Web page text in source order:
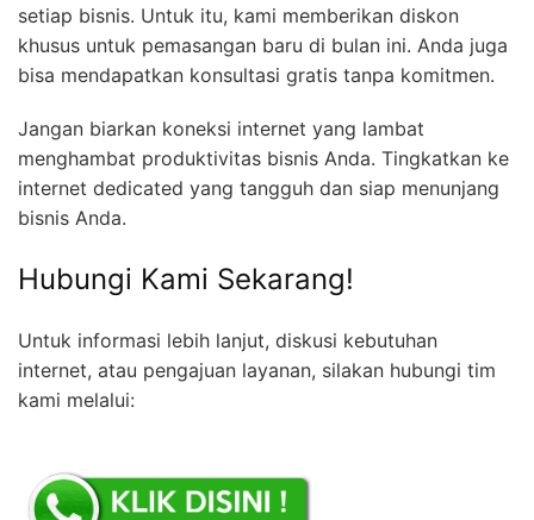
setiap bisnis. Untuk itu, kami memberikan diskon
khusus untuk pemasangan baru di bulan ini. Anda juga
bisa mendapatkan konsultasi gratis tanpa komitmen.
Jangan biarkan koneksi internet yang lambat
menghambat produktivitas bisnis Anda. Tingkatkan ke
internet dedicated yang tangguh dan siap menunjang
bisnis Anda.
Hubungi Kami Sekarang!
Untuk informasi lebih lanjut, diskusi kebutuhan
internet, atau pengajuan layanan, silakan hubungi tim
kami melalui: